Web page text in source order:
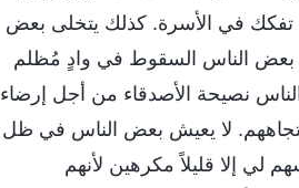
تفكك في الأسرة. كذلك يتخلى بعض
بعض الناس السقوط في وادٍ مُظلم
نصيحة الأصدقاء من أجل إرضاء
اتجاههم. لا يعيش بعض الناس في ظل
لي إلا قليلاً مكرهين لأنهم